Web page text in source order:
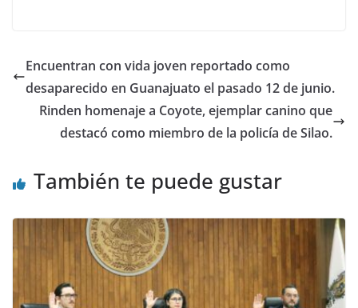
justicia y que
se aclaren sus
muertes.
municipio de
Salamanca.
Encuentran con vida joven reportado como
desaparecido en Guanajuato el pasado 12 de junio.
Rinden homenaje a Coyote, ejemplar canino que
destacó como miembro de la policía de Silao.
También te puede gustar